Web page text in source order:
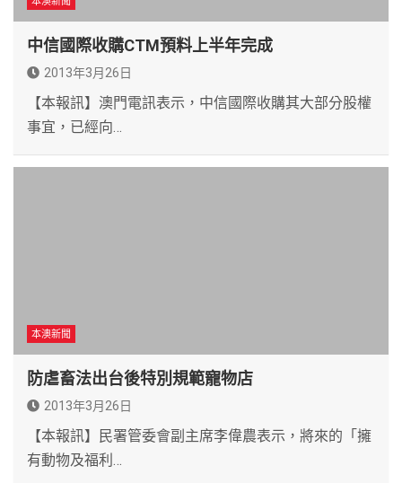
中信國際收購CTM預料上半年完成
2013年3月26日
【本報訊】澳門電訊表示，中信國際收購其大部分股權
事宜，已經向…
本澳新聞
防虐畜法出台後特別規範寵物店
2013年3月26日
【本報訊】民署管委會副主席李偉農表示，將來的「擁
有動物及福利…